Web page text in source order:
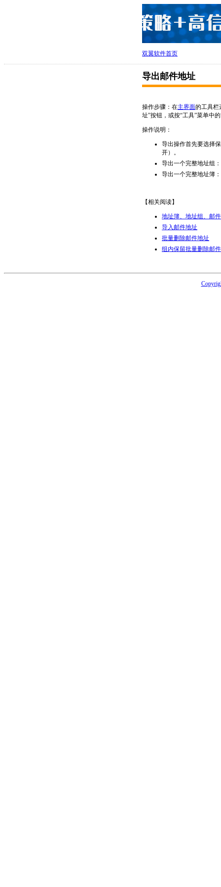
双翼软件首页
导出邮件地址
操作步骤：在主界面的工具栏
址”按钮，或按“工具”菜单中
操作说明：
导出操作首先要选择
开）。
导出一个完整地址组
导出一个完整地址簿
【相关阅读】
地址簿、地址组、邮
导入邮件地址
批量删除邮件地址
组内保留批量删除邮